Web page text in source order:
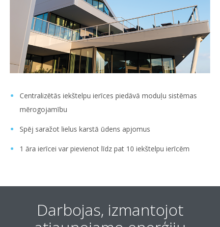
Centralizētās iekštelpu ierīces piedāvā moduļu sistēmas
mērogojamību
Spēj saražot lielus karstā ūdens apjomus
1 āra ierīcei var pievienot līdz pat 10 iekštelpu ierīcēm
Darbojas, izmantojot